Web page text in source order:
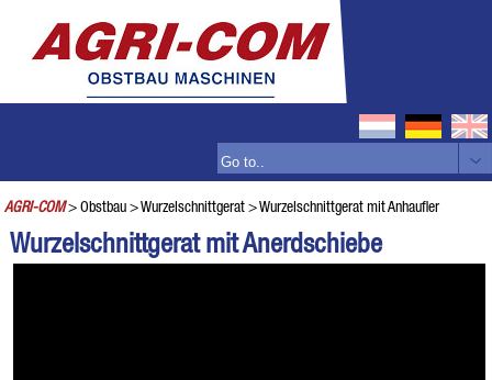
AGRI-COM> Obstbau > Wurzelschnittgerat > Wurzelschnittgerat mit Anhaufler
Wurzelschnittgerat mit Anerdschiebe